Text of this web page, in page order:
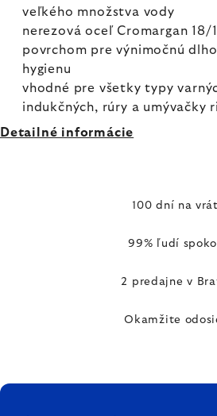
veľkého množstva vody
nerezová oceľ Cromargan 18/
povrchom pre výnimočnú
hygienu
vhodné pre všetky typy
indukčných, rúry a umývačky
Detailné informácie
100 dní na
99% ľudí
2 predajne v
Okamžite
ZÁPÄTIE